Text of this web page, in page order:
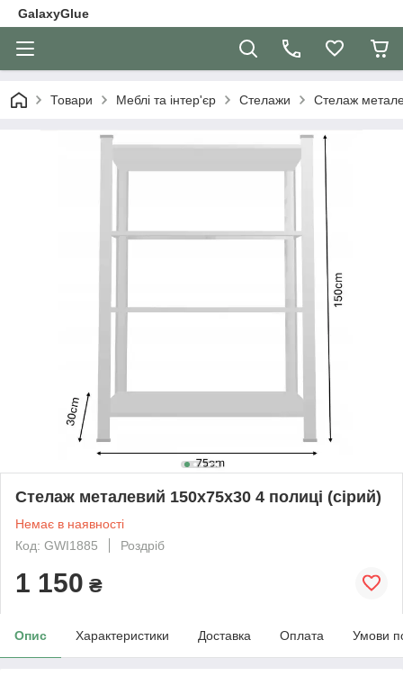
GalaxyGlue
Товари Меблі та інтер'єр Стелажи Стелаж
Стелаж металевий 150х75х30 4 полиці (сірий)
Немає в наявності
Код: GWI1885
Роздріб
1 150 ₴
Опис Характеристики Доставка Оплата Умови